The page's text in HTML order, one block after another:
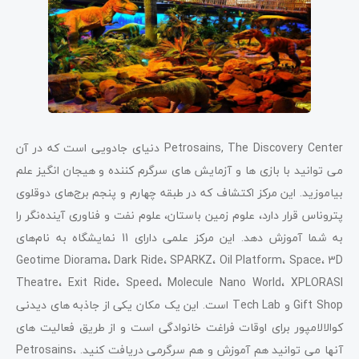
Petrosains, The Discovery Center دنیای جادویی است که در آن
می توانید با بازی ها و آزمایش های سرگرم کننده و هیجان انگیز علم
بیاموزید. این مرکز اکتشاف که در طبقه چهارم و پنجم برج‌های دوقلوی
پتروناس قرار دارد، علوم زمین باستان، علوم نفت و فناوری آینده‌نگر را
به شما آموزش دهد. این مرکز علمی دارای 11 نمایشگاه به نام‌های
Geotime Diorama، Dark Ride، SPARKZ، Oil Platform، Space، 3D
Theatre، Exit Ride، Speed، Molecule Nano World، XPLORASI
Gift Shop و Tech Lab است. این یک مکان یکی از جاذبه های دیدنی
کوالالامپور برای اوقات فراغت خانوادگی است و از طریق فعالیت های
آنها می توانید هم آموزش و هم سرگرمی دریافت کنید. Petrosains،